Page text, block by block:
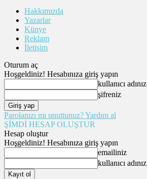
Hakkımızda
Yazarlar
Künye
Reklam
İletişim
Oturum aç
Hoşgeldiniz! Hesabınıza giriş yapın
kullanıcı adınız
şifreniz
Parolanızı mı unuttunuz? Yardım al
ŞİMDİ HESAP OLUŞTUR
Hesap oluştur
Hoşgeldiniz! Hesabınıza giriş yapın
emailiniz
kullanıcı adınız